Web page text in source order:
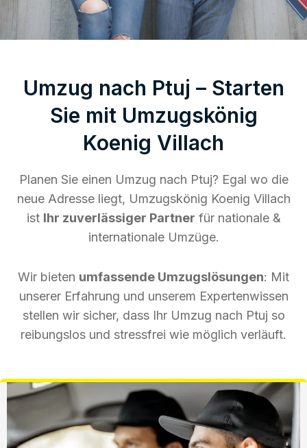
Umzug nach Ptuj – Starten
Sie mit Umzugskönig
Koenig Villach
Planen Sie einen Umzug nach Ptuj? Egal wo die
neue Adresse liegt, Umzugskönig Koenig Villach
ist Ihr zuverlässiger Partner für nationale &
internationale Umzüge.
Wir bieten umfassende Umzugslösungen: Mit
unserer Erfahrung und unserem Expertenwissen
stellen wir sicher, dass Ihr Umzug nach Ptuj so
reibungslos und stressfrei wie möglich verläuft.